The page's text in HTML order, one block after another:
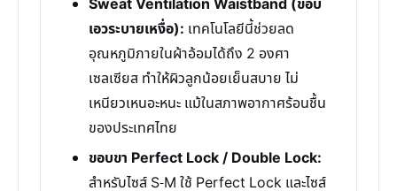
Sweat Ventilation Waistband (ขอบ
เอวระบายเหงื่อ): เทคโนโลยีนี้ช่วยลด
อุณหภูมิภายในผ้าอ้อมได้ถึง 2 องศา
เซลเซียส ทำให้ผิวลูกน้อยเย็นสบาย ไม่
เหนียวเหนอะหนะ แม้ในสภาพอากาศร้อนชื้น
ของประเทศไทย
ขอบขา Perfect Lock / Double Lock:
สำหรับไซส์ S-M ใช้ Perfect Lock และไซส์